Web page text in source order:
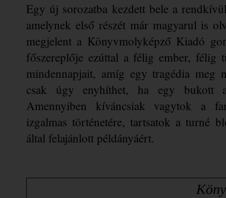
Egy új sorozatba kezdett bele a
amelynek első részét már magyarul is
megjelent a Könyvmolyképző Kiadó
főszereplője ezúttal a félig ember, félig
mindennapjait, amíg egy tragédia meg
csak úgy enyhíthet, ha egy bukott
Amennyiben kíváncsiak vagytok a
izgalmas történetére, tartsatok a turné
által felajánlott példányáért.